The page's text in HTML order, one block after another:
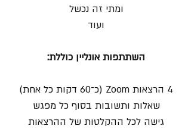
ומתי זה נכשל
ועוד
השתתפות אונליין כוללת:
4 הרצאות Zoom (כ־60 דקות כל אחת)
שאלות ותשובות בסוף כל מפגש
גישה לכל ההקלטות של ההרצאות